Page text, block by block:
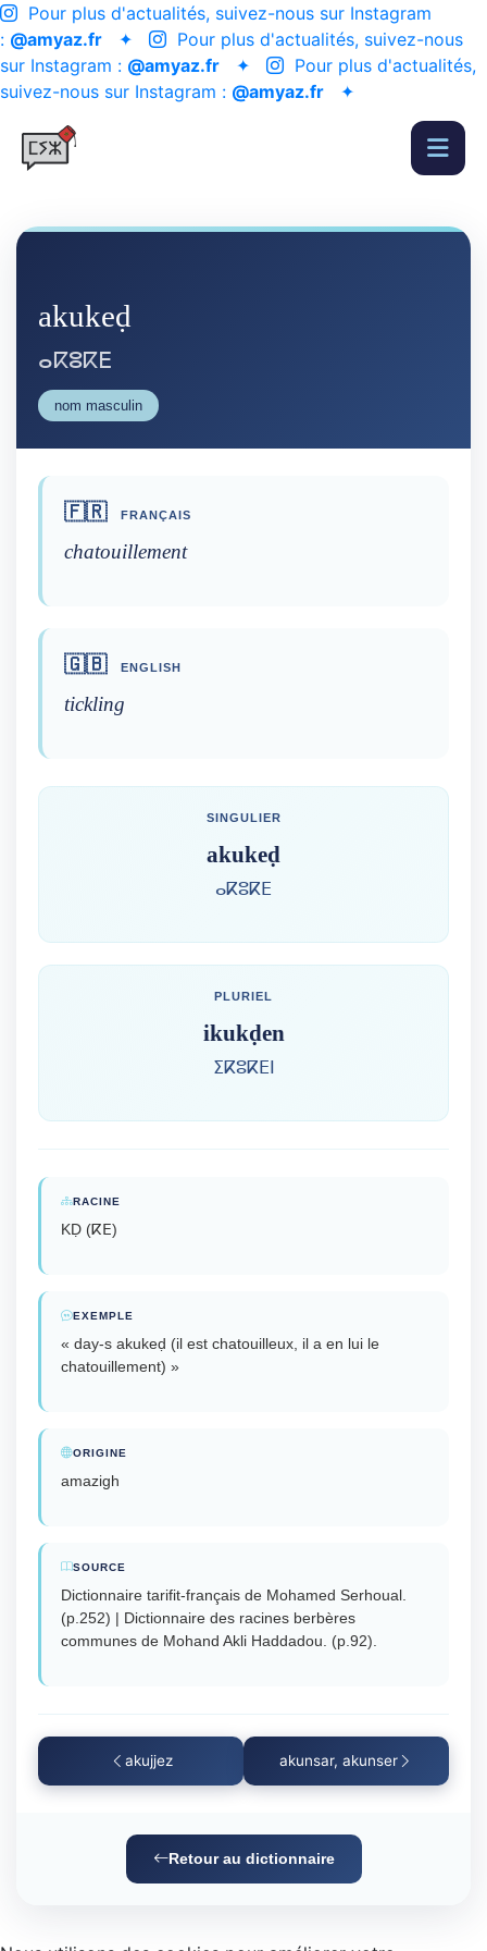
Pour plus d'actualités, suivez-nous sur Instagram
: @amyaz.fr ✦
Pour plus d'actualités, suivez-nous
sur Instagram : @amyaz.fr ✦
Pour plus d'actualités,
suivez-nous sur Instagram : @amyaz.fr ✦
akukeḍ
ⴰⴽⵓⴽⴹ
nom masculin
🇫🇷 FRANÇAIS
chatouillement
🇬🇧 ENGLISH
tickling
SINGULIER
akukeḍ
ⴰⴽⵓⴽⴹ
PLURIEL
ikukḍen
ⵉⴽⵓⴽⴹⵏ
RACINE
KḌ (ⴽⴹ)
EXEMPLE
« day-s akukeḍ (il est chatouilleux, il a en lui le
chatouillement) »
ORIGINE
amazigh
SOURCE
Dictionnaire tarifit-français de Mohamed Serhoual.
(p.252) | Dictionnaire des racines berbères
communes de Mohand Akli Haddadou. (p.92).
akujjez akunsar, akunser
Retour au dictionnaire